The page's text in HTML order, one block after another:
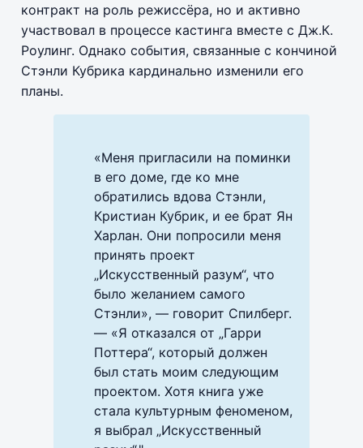
контракт на роль режиссёра, но и активно
участвовал в процессе кастинга вместе с Дж.К.
Роулинг. Однако события, связанные с кончиной
Стэнли Кубрика кардинально изменили его
планы.
«Меня пригласили на поминки
в его доме, где ко мне
обратились вдова Стэнли,
Кристиан Кубрик, и ее брат Ян
Харлан. Они попросили меня
принять проект
„Искусственный разум“, что
было желанием самого
Стэнли», — говорит Спилберг.
— «Я отказался от „Гарри
Поттера“, который должен
был стать моим следующим
проектом. Хотя книга уже
стала культурным феноменом,
я выбрал „Искусственный